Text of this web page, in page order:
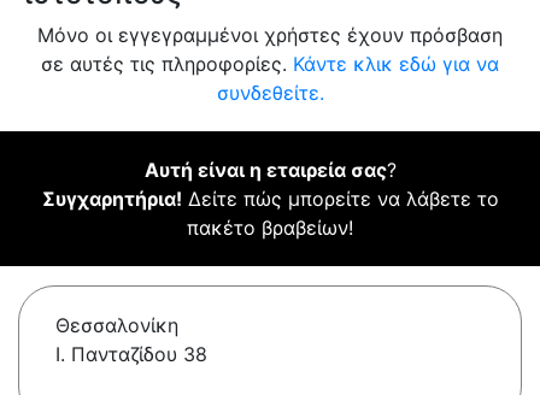
Μόνο οι εγγεγραμμένοι χρήστες έχουν πρόσβαση
σε αυτές τις πληροφορίες. Κάντε κλικ εδώ για να
συνδεθείτε.
Αυτή είναι η εταιρεία σας?
Συγχαρητήρια! Δείτε πώς μπορείτε να λάβετε το
πακέτο βραβείων!
Θεσσαλονίκη
Ι. Πανταζίδου 38